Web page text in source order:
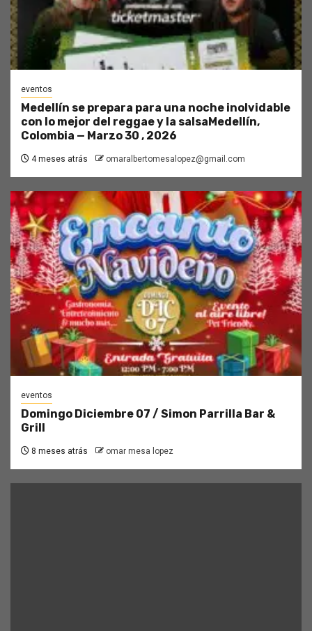
eventos
Medellín se prepara para una noche inolvidable
con lo mejor del reggae y la salsaMedellín,
Colombia — Marzo 30 , 2026
4 meses atrás omaralbertomesalopez@gmail.com
eventos
Domingo Diciembre 07 / Simon Parrilla Bar &
Grill
8 meses atrás omar mesa lopez